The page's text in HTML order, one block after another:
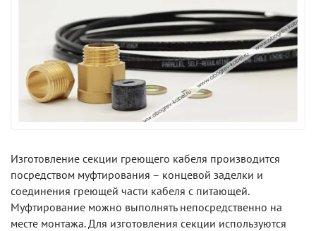
Изготовление секции греющего кабеля производится
посредством муфтирования – концевой заделки и
соединения греющей части кабеля с питающей.
Муфтирование можно выполнять непосредственно на
месте монтажа. Для изготовления секции используются